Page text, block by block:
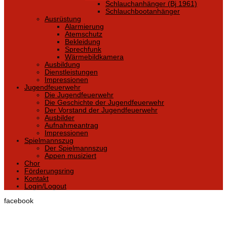
Schlauchanhänger (Bj 1961)
Schlauchbootanhänger
Ausrüstung
Alarmierung
Atemschutz
Bekleidung
Sprechfunk
Wärmebildkamera
Ausbildung
Dienstleistungen
Impressionen
Jugendfeuerwehr
Die Jugendfeuerwehr
Die Geschichte der Jugendfeuerwehr
Der Vorstand der Jugendfeuerwehr
Ausbilder
Aufnahmeantrag
Impressionen
Spielmannszug
Der Spielmannszug
Appen musiziert
Chor
Förderungsring
Kontakt
Login/Logout
facebook